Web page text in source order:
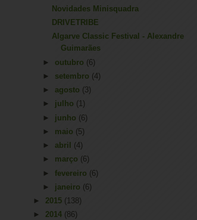
Novidades Minisquadra
DRIVETRIBE
Algarve Classic Festival - Alexandre
Guimarães
► outubro (6)
► setembro (4)
► agosto (3)
► julho (1)
► junho (6)
► maio (5)
► abril (4)
► março (6)
► fevereiro (6)
► janeiro (6)
► 2015 (138)
► 2014 (86)